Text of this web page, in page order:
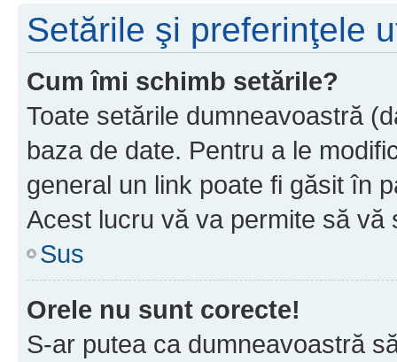
Setările şi preferinţele
Cum îmi schimb setările?
Toate setările dumneavoastră
baza de date. Pentru a le
general un link poate fi găsit în
Acest lucru vă va permite să vă
Sus
Orele nu sunt corecte!
S-ar putea ca dumneavoastră